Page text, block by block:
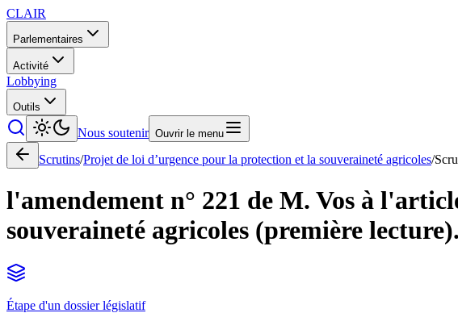
CLAIR
Parlementaires
Activité
Lobbying
Outils
Nous soutenir Ouvrir le menu
Scrutins/Projet de loi d’urgence pour la protection et la souveraineté agricoles/
l'amendement n° 221 de M. Vos à
souveraineté agricoles (première lecture).
Étape d'un dossier législatif